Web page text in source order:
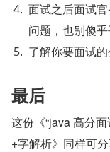
面试之后面试
问题，也别傻乎
了解你要面试的
最后
这份《“java 高分
+字解析》同样可